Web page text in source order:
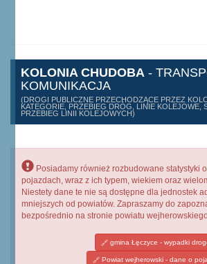
KOLONIA CHUDOBA -
KOMUNIKACJA
(DROGI PUBLICZNE PRZECHODZĄCE PRZEZ
KATEGORIE, PRZEBIEG DRÓG, LINIE KOLEJOWE,
PRZEBIEG LINII KOLEJOWYCH)
Posiadamy również rozbudowane statystyki
pojazdach, wraz z ich typem, wiekiem oraz
Niestety dane te nie są dostępne dla jednostek
mniejszych od powiatów. Zapraszamy do
bezpośrednio na stronie powiatu
gmina Łęczyce - wypadki
Powiat wejherowski - dane o